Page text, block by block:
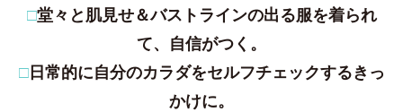
□堂々と肌見せ＆バストラインの出る服を着られ
て、自信がつく。
□日常的に自分のカラダをセルフチェックするきっ
かけに。